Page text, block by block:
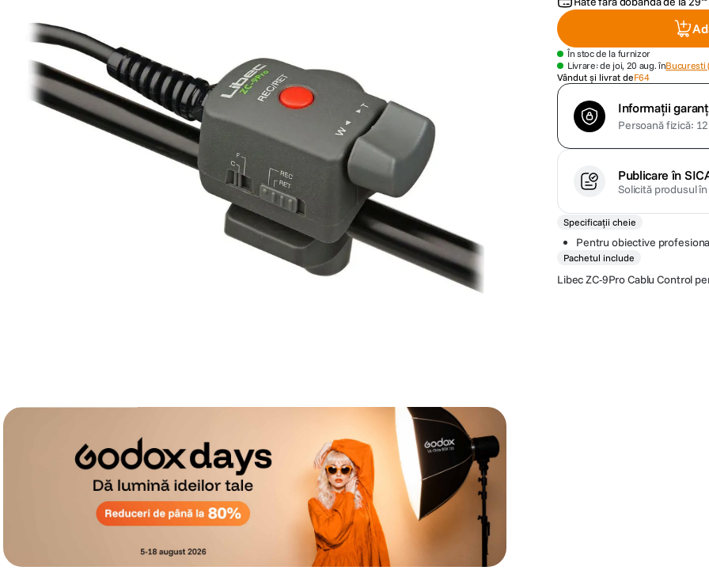
7. sony fx
8. card memorie
9. dji mic mini
dji osmo
În stoc de la furnizor
Livrare: de joi, 20 aug. înBucuresti
Vândut și livrat deF64
Informații
Persoană fizică:
Publicare în
Solicită produsul
Specificații cheie
Pentru obiective
Pachetul include
Libec ZC-9Pro Cablu Control